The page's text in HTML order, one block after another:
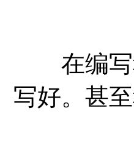
在编写
写好。甚